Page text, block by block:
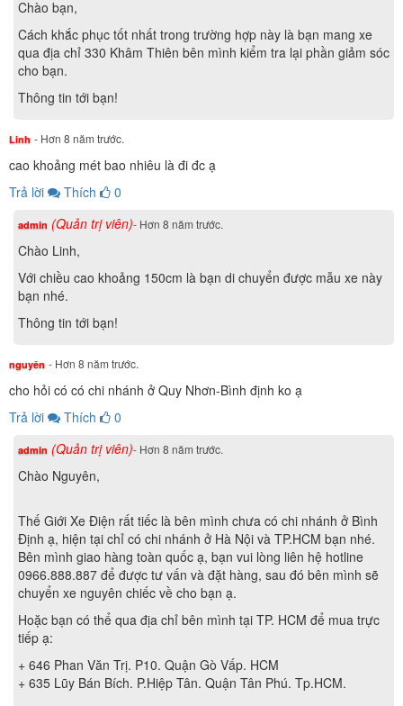
được tải trọng lên đến 160kg. Bạn sẽ cảm nhận được sự
thoải mái ngay cả khi di chuyển ở những quãng đường xa
mà không bị gò bó hay mỏi mệt.
XE ĐIỆN MÁY
được trang bị củ dầu phanh, giúp phanh xe điện vận hành
di chuyển.
Kết hợp nhuần nhuyễn với hệ thống giảm xóc trước, giảm
xóc giữa cực lớn của XE ĐIỆN XMEN PLUS DIBAO
phanh đĩa cũng là một trong những nhân tố khiến cho XE
ĐIỆN XMEN PLUS DIBAO phanh đĩa trở nên đặc biệt và
khác lạ nhất. Chịu được lực lớn, tải trọng lên tới 160kg,
êm ái khi đi vào những loại địa hình khắc nghiệt, nhiều ổ
Chào bạn,
Cách khắc phục tốt nhất trong trường hợp này là bạn mang xe
qua địa chỉ 330 Khâm Thiên bên mình kiểm tra lại phần giảm sóc
cho bạn.
Thông tin tới bạn!
Linh - Hơn 8 năm trước.
cao khoảng mét bao nhiêu là đi đc ạ
Trả lời
Thích 0
admin (Quản trị viên)- Hơn 8 năm trước.
Chào Linh,
Với chiều cao khoảng 150cm là bạn di chuyển được mẫu xe này
bạn nhé.
Thông tin tới bạn!
nguyên - Hơn 8 năm trước.
cho hỏi có có chi nhánh ở Quy Nhơn-Bình định ko ạ
Trả lời
Thích 0
admin (Quản trị viên)- Hơn 8 năm trước.
Chào Nguyên,
Thế Giới Xe Điện rất tiếc là bên mình chưa có chi nhánh ở Bình
Định ạ, hiện tại chỉ có chi nhánh ở Hà Nội và TP.HCM bạn nhé.
Bên mình giao hàng toàn quốc ạ, bạn vui lòng liên hệ hotline
0966.888.887 để được tư vấn và đặt hàng, sau đó bên mình sẽ
chuyển xe nguyên chiếc về cho bạn ạ.
Hoặc bạn có thể qua địa chỉ bên mình tại TP. HCM để mua trực
tiếp ạ:
+ 646 Phan Văn Trị. P10. Quận Gò Vấp. HCM
+ 635 Lũy Bán Bích. P.Hiệp Tân. Quận Tân Phú. Tp.HCM.